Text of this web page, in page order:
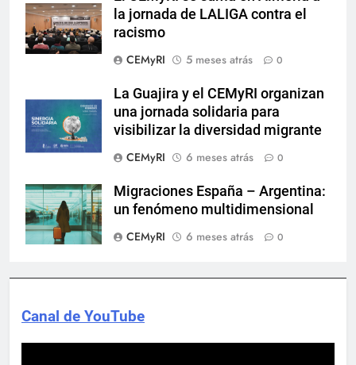
la jornada de LALIGA contra el
racismo
CEMyRI
5 meses atrás 0
La Guajira y el CEMyRI organizan
una jornada solidaria para
visibilizar la diversidad migrante
CEMyRI
6 meses atrás 0
Migraciones España – Argentina:
un fenómeno multidimensional
CEMyRI
6 meses atrás 0
Canal de YouTube